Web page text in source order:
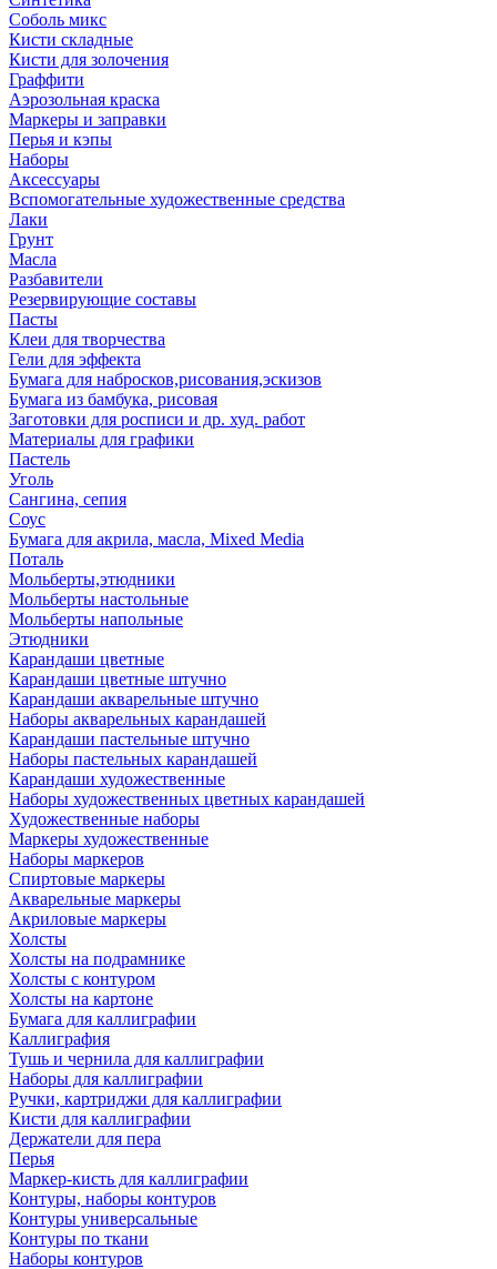
Соболь микс
Кисти складные
Кисти для золочения
Граффити
Аэрозольная краска
Маркеры и заправки
Перья и кэпы
Наборы
Аксессуары
Вспомогательные художественные средства
Лаки
Грунт
Масла
Разбавители
Резервирующие составы
Пасты
Клеи для творчества
Гели для эффекта
Бумага для набросков,рисования,эскизов
Бумага из бамбука, рисовая
Заготовки для росписи и др. худ. работ
Материалы для графики
Пастель
Уголь
Сангина, сепия
Соус
Бумага для акрила, масла, Mixed Media
Поталь
Мольберты,этюдники
Мольберты настольные
Мольберты напольные
Этюдники
Карандаши цветные
Карандаши цветные штучно
Карандаши акварельные штучно
Наборы акварельных карандашей
Карандаши пастельные штучно
Наборы пастельных карандашей
Карандаши художественные
Наборы художественных цветных карандашей
Художественные наборы
Маркеры художественные
Наборы маркеров
Спиртовые маркеры
Акварельные маркеры
Акриловые маркеры
Холсты
Холсты на подрамнике
Холсты с контуром
Холсты на картоне
Бумага для каллиграфии
Каллиграфия
Тушь и чернила для каллиграфии
Наборы для каллиграфии
Ручки, картриджи для каллиграфии
Кисти для каллиграфии
Держатели для пера
Перья
Маркер-кисть для каллиграфии
Контуры, наборы контуров
Контуры универсальные
Контуры по ткани
Наборы контуров